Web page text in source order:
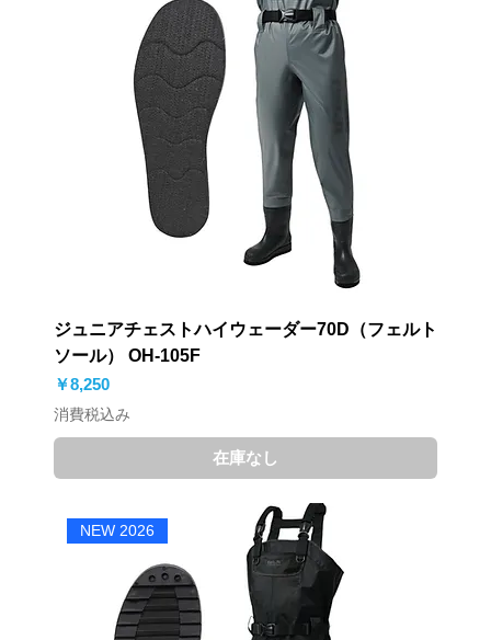
ジュニアチェストハイウェーダー70D（フェルト
ソール） OH-105F
価格
￥8,250
消費税込み
在庫なし
NEW 2026